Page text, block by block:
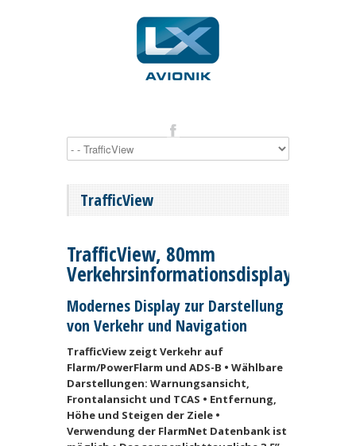
TrafficView
TrafficView, 80mm
Verkehrsinformationsdisplay
Modernes Display zur Darstellung
von Verkehr und Navigation
TrafficView zeigt Verkehr auf
Flarm/PowerFlarm und ADS-B • Wählbare
Darstellungen: Warnungsansicht,
Frontalansicht und TCAS • Entfernung,
Höhe und Steigen der Ziele •
Verwendung der FlarmNet Datenbank ist